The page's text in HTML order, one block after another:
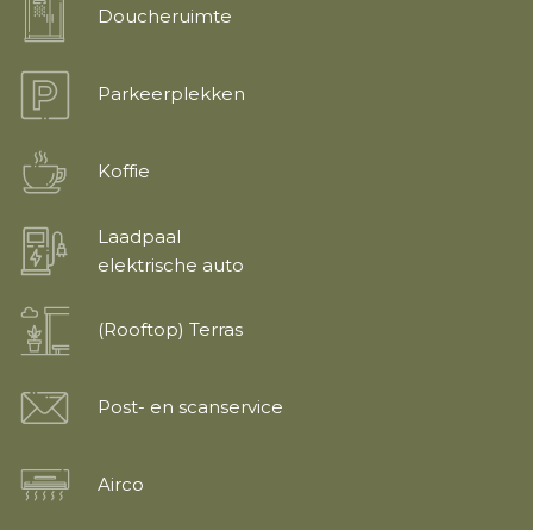
Doucheruimte
Parkeerplekken
Koffie
Laadpaal
elektrische auto
(Rooftop) Terras
Post- en scanservice
Airco